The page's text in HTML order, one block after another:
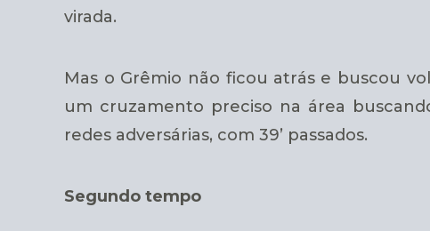
virada.
Mas o Grêmio não ficou atrás e buscou
um cruzamento preciso na área
redes adversárias, com 39’ passados.
Segundo tempo